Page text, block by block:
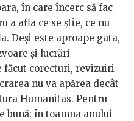
în care încerc să fac
a afla ce se ştie, ce nu
Deşi este aproape gata,
şi lucrări
făcut corecturi, revizuiri
nu va apărea decât
Humanitas. Pentru
bună: în toamna anului